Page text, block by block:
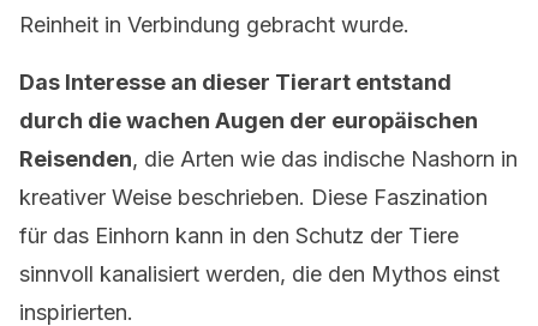
Reinheit in Verbindung gebracht wurde.
Das Interesse an dieser Tierart entstand
durch die wachen Augen der europäischen
Reisenden, die Arten wie das indische Nashorn in
kreativer Weise beschrieben. Diese Faszination
für das Einhorn kann in den Schutz der Tiere
sinnvoll kanalisiert werden, die den Mythos einst
inspirierten.